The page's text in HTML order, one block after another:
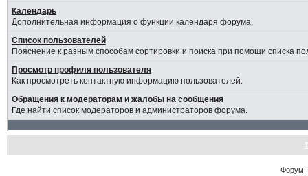
Календарь
Дополнительная информация о функции календаря форума.
Список пользователей
Пояснение к разным способам сортировки и поиска при помощи списка
Просмотр профиля пользователя
Как просмотреть контактную информацию пользователей.
Обращения к модераторам и жалобы на сообщения
Где найти список модераторов и администраторов форума.
Форум